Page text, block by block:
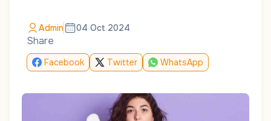
Admin 04 Oct 2024
Share
Facebook Twitter WhatsApp